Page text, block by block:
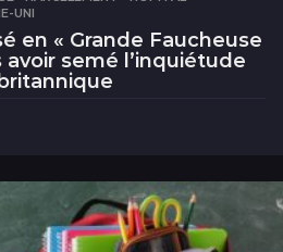
UNI
en « Grande Faucheuse
semé l’inquiétude